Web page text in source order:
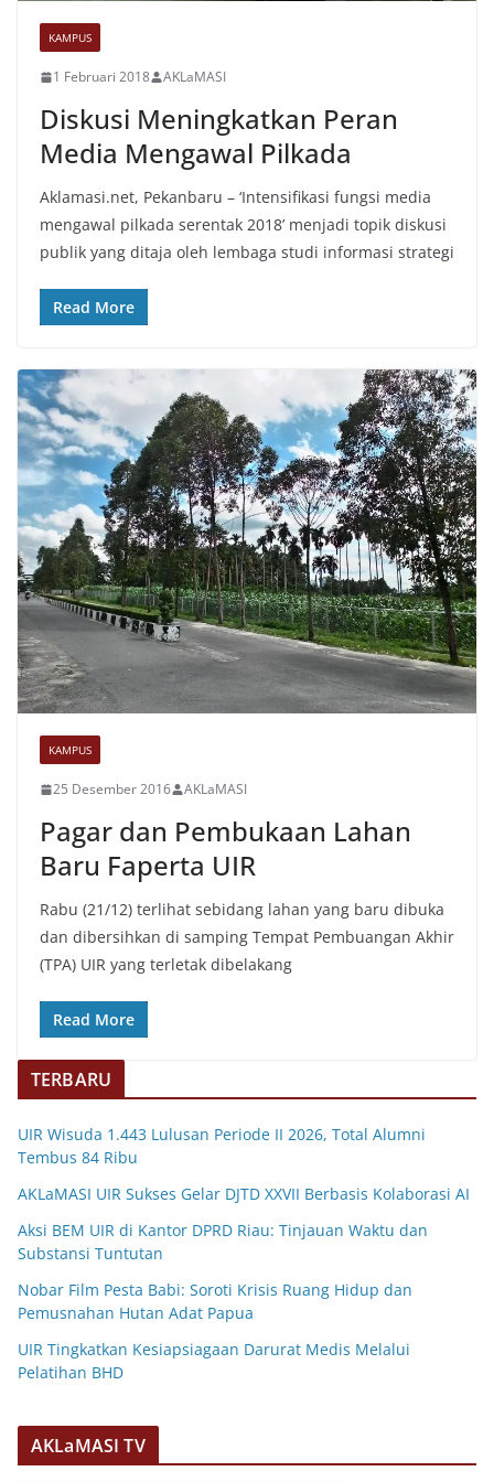
KAMPUS
1 Februari 2018 AKLaMASI
Diskusi Meningkatkan Peran
Media Mengawal Pilkada
Aklamasi.net, Pekanbaru – ‘Intensifikasi fungsi media
mengawal pilkada serentak 2018’ menjadi topik diskusi
publik yang ditaja oleh lembaga studi informasi strategi
Read More
KAMPUS
25 Desember 2016 AKLaMASI
Pagar dan Pembukaan Lahan
Baru Faperta UIR
Rabu (21/12) terlihat sebidang lahan yang baru dibuka
dan dibersihkan di samping Tempat Pembuangan Akhir
(TPA) UIR yang terletak dibelakang
Read More
TERBARU
UIR Wisuda 1.443 Lulusan Periode II 2026, Total Alumni
Tembus 84 Ribu
AKLaMASI UIR Sukses Gelar DJTD XXVII Berbasis Kolaborasi AI
Aksi BEM UIR di Kantor DPRD Riau: Tinjauan Waktu dan
Substansi Tuntutan
Nobar Film Pesta Babi: Soroti Krisis Ruang Hidup dan
Pemusnahan Hutan Adat Papua
UIR Tingkatkan Kesiapsiagaan Darurat Medis Melalui
Pelatihan BHD
AKLaMASI TV